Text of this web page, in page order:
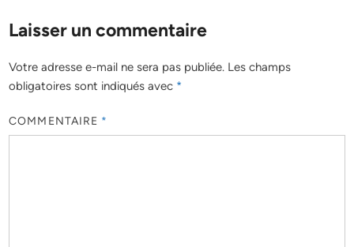
Laisser un commentaire
Votre adresse e-mail ne sera pas publiée. Les champs
obligatoires sont indiqués avec *
COMMENTAIRE *